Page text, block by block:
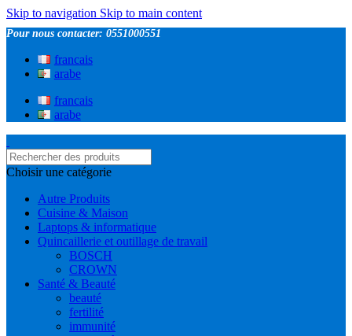
Skip to navigation Skip to main content
Pour nous contacter: 0551000551
francais
arabe
francais
arabe
Choisir une catégorie
Autre Produits
Cuisine & Maison
Laptops & informatique
Quincaillerie et outillage de travail
BOSCH
CROWN
Santé & Beauté
beauté
fertilité
immunité